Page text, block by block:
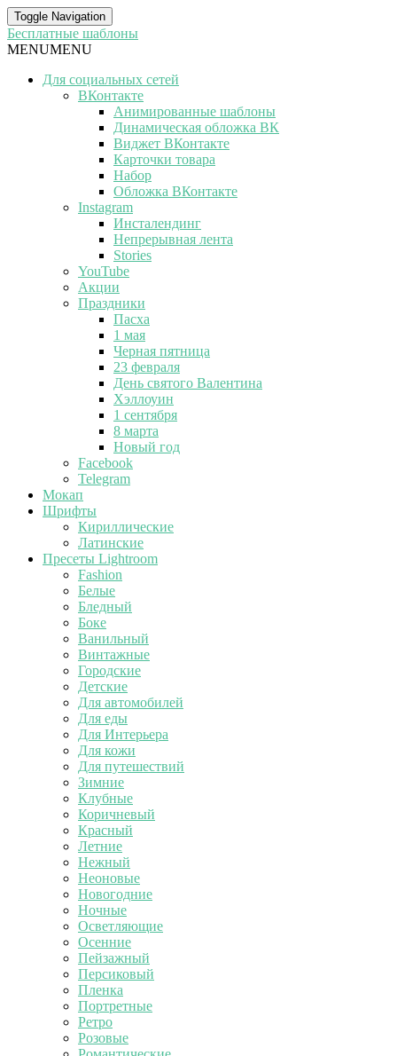
Toggle Navigation
Бесплатные шаблоны
MENUMENU
Для социальных сетей
ВКонтакте
Анимированные шаблоны
Динамическая обложка ВК
Виджет ВКонтакте
Карточки товара
Набор
Обложка ВКонтакте
Instagram
Инсталендинг
Непрерывная лента
Stories
YouTube
Акции
Праздники
Пасха
1 мая
Черная пятница
23 февраля
День святого Валентина
Хэллоуин
1 сентября
8 марта
Новый год
Facebook
Telegram
Мокап
Шрифты
Кириллические
Латинские
Пресеты Lightroom
Fashion
Белые
Бледный
Боке
Ванильный
Винтажные
Городские
Детские
Для автомобилей
Для еды
Для Интерьера
Для кожи
Для путешествий
Зимние
Клубные
Коричневый
Красный
Летние
Нежный
Неоновые
Новогодние
Ночные
Осветляющие
Осенние
Пейзажный
Персиковый
Пленка
Портретные
Ретро
Розовые